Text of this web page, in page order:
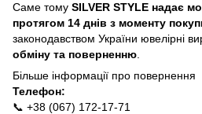
Саме тому SILVER STYLE надає
протягом 14 днів з моменту
законодавством України ювелірні
обміну та поверненню
Більше інформації про повернення
Телефон:
📞 +38 (067) 172-17-71